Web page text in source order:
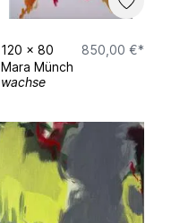
120 x 80
850,00 €*
Mara Münch
wachse